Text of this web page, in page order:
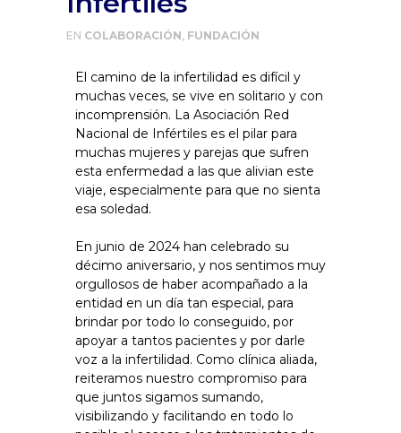
EN COLABORACIÓN, FUNDACIÓN
El camino de la infertilidad es difícil y
muchas veces, se vive en solitario y con
incomprensión. La Asociación Red
Nacional de Infértiles es el pilar para
muchas mujeres y parejas que sufren
esta enfermedad a las que alivian este
viaje, especialmente para que no sienta
esa soledad.
En junio de 2024 han celebrado su
décimo aniversario, y nos sentimos muy
orgullosos de haber acompañado a la
entidad en un día tan especial, para
brindar por todo lo conseguido, por
apoyar a tantos pacientes y por darle
voz a la infertilidad. Como clínica aliada,
reiteramos nuestro compromiso para
que juntos sigamos sumando,
visibilizando y facilitando en todo lo